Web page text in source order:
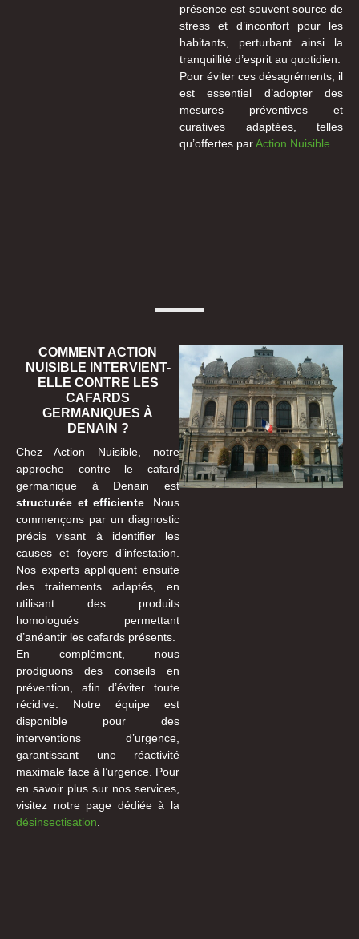
présence est souvent source de
stress et d’inconfort pour les
habitants, perturbant ainsi la
tranquillité d’esprit au quotidien.
Pour éviter ces désagréments, il
est essentiel d’adopter des
mesures préventives et
curatives adaptées, telles
qu’offertes parAction Nuisible.
COMMENT ACTION
NUISIBLE INTERVIENT-
ELLE CONTRE LES
CAFARDS
GERMANIQUES À
DENAIN ?
Chez Action Nuisible, notre
approche contre le cafard
germanique à Denain est
structurée et efficiente . Nous
commençons par un diagnostic
précis visant à identifier les
causes et foyers d’infestation.
Nos experts appliquent ensuite
des traitements adaptés, en
utilisant des produits
homologués permettant
d’anéantir les cafards présents.
En complément, nous
prodiguons des conseils en
prévention, afin d’éviter toute
récidive. Notre équipe est
disponible pour des
interventions d’urgence,
garantissant une réactivité
maximale face à l’urgence. Pour
en savoir plus sur nos services,
visitez notre page dédiée à la
désinsectisation